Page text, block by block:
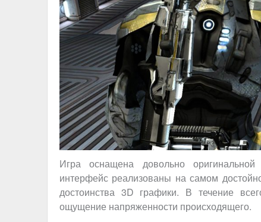
Игра оснащена довольно
интерфейс реализованы на самом
достоинства 3D графики. В течение
ощущение напряженности происходящего.